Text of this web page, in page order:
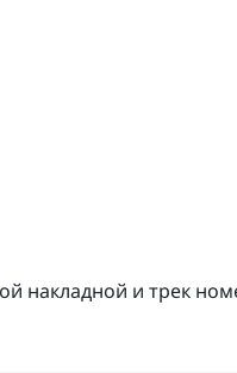
накладной и трек